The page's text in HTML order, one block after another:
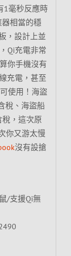
1毫秒反應時
相當的穩
，設計上並
Qi充電非常
你手機沒有
充電，甚至
使用！海盜
稅、海盜船
，這次原
你又游太慢
沒有設搶
/支援Qi無